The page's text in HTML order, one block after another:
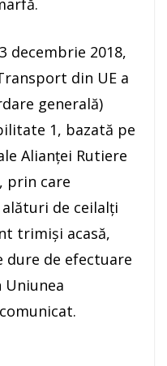
decembrie 2018,
din UE a
generală)
1, bazată pe
Alianţei Rutiere
prin care
de ceilalţi
trimişi acasă,
de efectuare